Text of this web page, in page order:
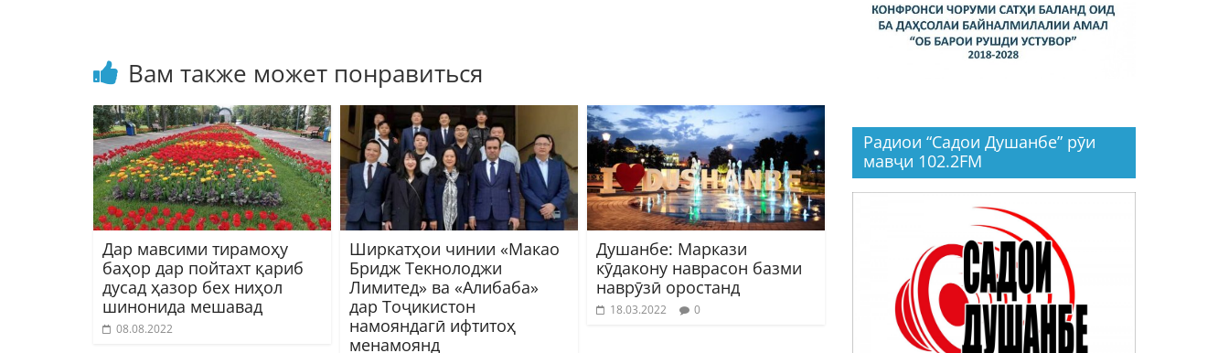
Вам также может понравиться
Дар мавсими тирамоҳу
баҳор дар пойтахт қариб
дусад ҳазор бех ниҳол
шинонида мешавад
08.08.2022
Ширкатҳои чинии «Макао
Бридж Текнолоджи
Лимитед» ва «Алибаба»
дар Тоҷикистон
намояндагӣ ифтитоҳ
менамоянд
Душанбе: Маркази
кӯдакону наврасон базми
наврӯзӣ оростанд
18.03.2022 0
Радиои “Садои Душанбе” рӯи
мавҷи 102.2FM